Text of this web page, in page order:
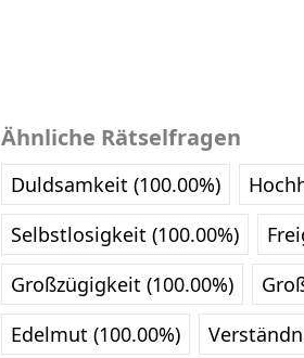
Ähnliche Rätselfragen
Duldsamkeit (100.00%)
Selbstlosigkeit (100.00%)
Großzügigkeit (100.00%)
Edelmut (100.00%)